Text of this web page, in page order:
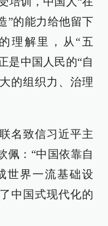
”的能力给他留下
理解里，从“五
是中国人民的“自
的组织力、治理
名致信习近平主
佩：“中国依靠自
世界一流基础设
中国式现代化的